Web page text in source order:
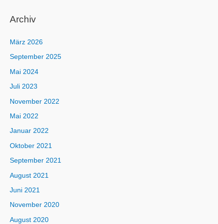
Archiv
März 2026
September 2025
Mai 2024
Juli 2023
November 2022
Mai 2022
Januar 2022
Oktober 2021
September 2021
August 2021
Juni 2021
November 2020
August 2020